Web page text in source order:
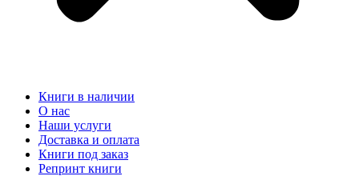
Книги в наличии
О нас
Наши услуги
Доставка и оплата
Книги под заказ
Репринт книги